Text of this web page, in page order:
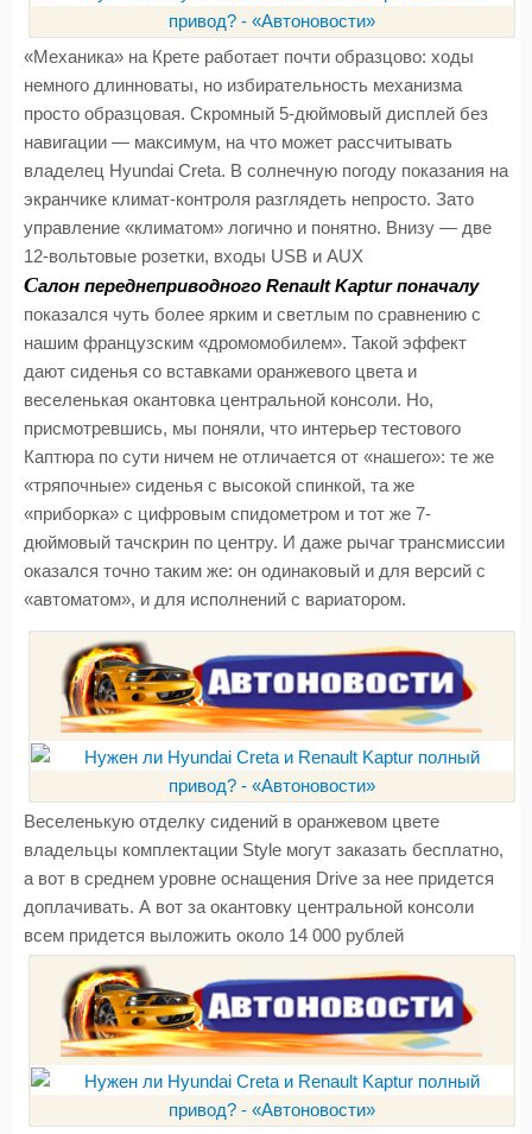
«Механика» на Крете работает почти образцово: ходы
немного длинноваты, но избирательность механизма
просто образцовая. Скромный 5-дюймовый дисплей без
навигации — максимум, на что может рассчитывать
владелец Hyundai Creta. В солнечную погоду показания на
экранчике климат-контроля разглядеть непросто. Зато
управление «климатом» логично и понятно. Внизу — две
12-вольтовые розетки, входы USB и AUX
Салон переднеприводного Renault Kaptur поначалу
показался чуть более ярким и светлым по сравнению с
нашим французским «дромомобилем». Такой эффект
дают сиденья со вставками оранжевого цвета и
веселенькая окантовка центральной консоли. Но,
присмотревшись, мы поняли, что интерьер тестового
Каптюра по сути ничем не отличается от «нашего»: те же
«тряпочные» сиденья с высокой спинкой, та же
«приборка» с цифровым спидометром и тот же 7-
дюймовый тачскрин по центру. И даже рычаг трансмиссии
оказался точно таким же: он одинаковый и для версий с
«автоматом», и для исполнений с вариатором.
Веселенькую отделку сидений в оранжевом цвете
владельцы комплектации Style могут заказать бесплатно,
а вот в среднем уровне оснащения Drive за нее придется
доплачивать. А вот за окантовку центральной консоли
всем придется выложить около 14 000 рублей